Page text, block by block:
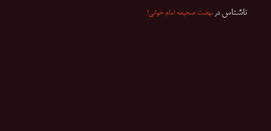
ناشناس درنهضت صحیفه امام خوانی!